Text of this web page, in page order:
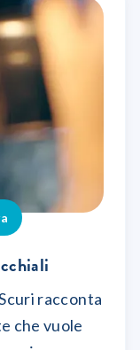
racconta
che vuole